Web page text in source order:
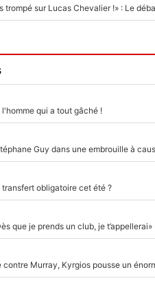
qui a tout gâché !
obligatoire cet été ?